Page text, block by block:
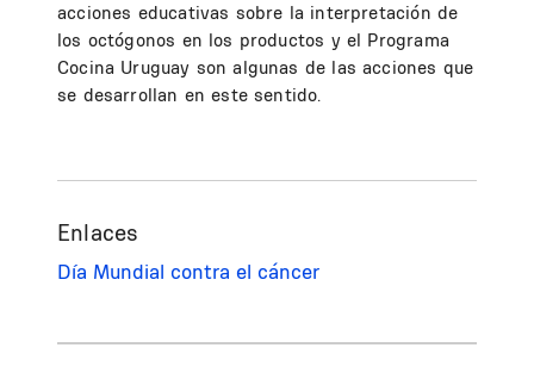
acciones educativas sobre la interpretación de
los octógonos en los productos y el Programa
Cocina Uruguay son algunas de las acciones que
se desarrollan en este sentido.
Enlaces
Día Mundial contra el cáncer